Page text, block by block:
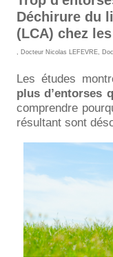
Déchirure du
(LCA) chez
, Docteur Nicolas LEFEVRE,
Les études
plus d’entorses
comprendre
résultant sont